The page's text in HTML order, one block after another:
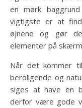
en mørk
vigtigste er at
øjnene og gør
elementer på
Når det kommer
beroligende og
siges at have en
derfor være gode